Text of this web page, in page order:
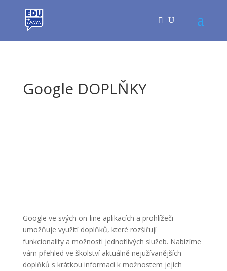
Google DOPLŇKY
Google ve svých on-line aplikacích a prohlížeči
umožňuje využití doplňků, které rozšiřují
funkcionality a možnosti jednotlivých služeb. Nabízíme
vám přehled ve školství aktuálně nejužívanějších
doplňků s krátkou informací k možnostem jejich